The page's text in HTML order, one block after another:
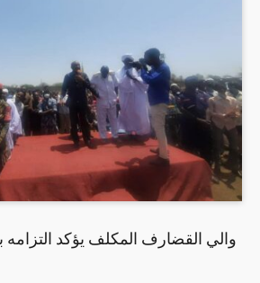
والي القضارف المكلف يؤكد التزامه